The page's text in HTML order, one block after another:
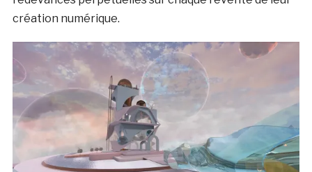
création numérique.